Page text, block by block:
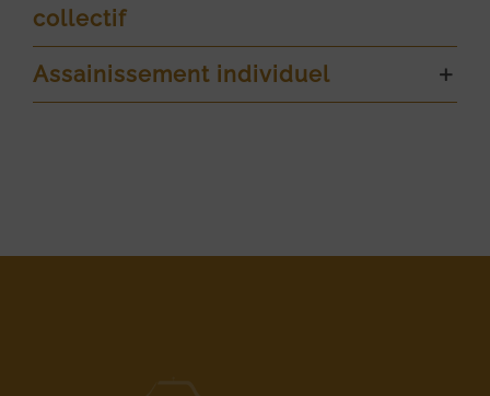
collectif
Assainissement individuel